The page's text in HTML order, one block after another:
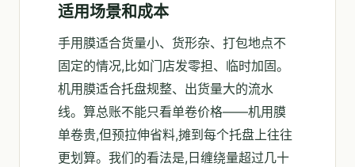
适用场景和成本
手用膜适合货量小、货形杂、打包地点不
固定的情况,比如门店发零担、临时加固。
机用膜适合托盘规整、出货量大的流水
线。算总账不能只看单卷价格——机用膜
单卷贵,但预拉伸省料,摊到每个托盘上往往
更划算。我们的看法是,日缠绕量超过几十